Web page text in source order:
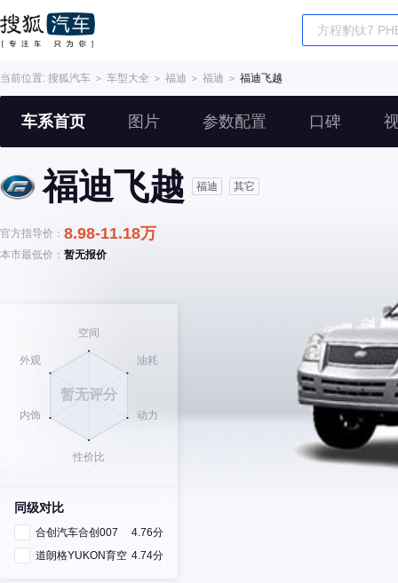
当前位置: 搜狐汽车 ＞ 车型大全 ＞ 福迪 ＞ 福迪 ＞ 福迪飞越
车系首页 图片 参数配置 口碑
福迪飞越 福迪 其它
官方指导价： 8.98-11.18万
本市最低价： 暂无报价
同级对比
合创汽车合创007
4.76分
道朗格YUKON育空 4.74分